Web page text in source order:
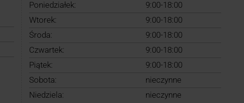
Poniedziałek:
9:00-18:00
Wtorek:
9:00-18:00
Środa:
9:00-18:00
Czwartek:
9:00-18:00
Piątek:
9:00-18:00
Sobota:
nieczynne
Niedziela:
nieczynne